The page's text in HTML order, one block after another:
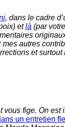
, dans le cadre
etlà (par
; mes autres
et surtout
vous fige. On
un entretien